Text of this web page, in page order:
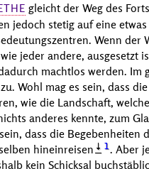
gleicht der Weg des
jedoch stetig auf eine
Wenn der
jeder andere, ausgesetzt
machtlos werden. Im
Wohl mag es sein, dass die
wie die Landschaft,
anderes kennte, zum
dass die Begebenheiten
hineinreisen
1. Aber
kein Schicksal